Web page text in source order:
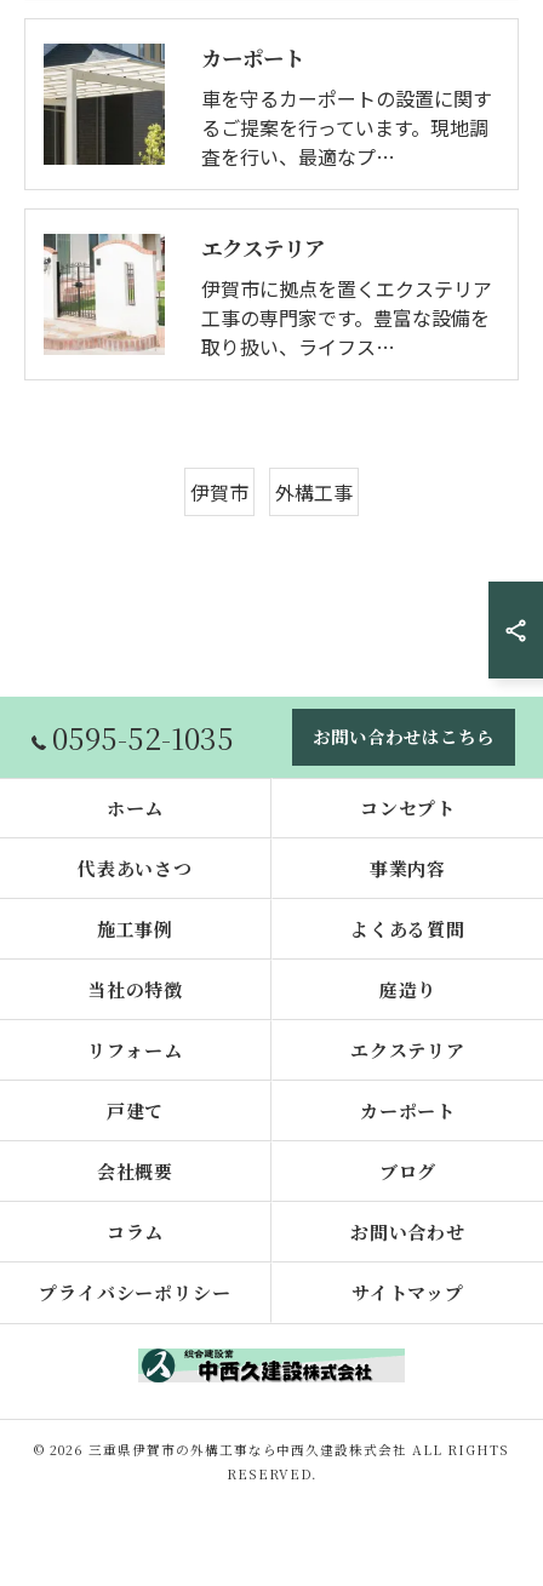
カーポート
車を守るカーポートの設置に関す
るご提案を行っています。現地調
査を行い、最適なプ…
エクステリア
伊賀市に拠点を置くエクステリア
工事の専門家です。豊富な設備を
取り扱い、ライフス…
伊賀市 外構工事
0595-52-1035 お問い合わせはこちら
ホーム コンセプト
代表あいさつ 事業内容
施工事例 よくある質問
当社の特徴 庭造り
リフォーム エクステリア
戸建て カーポート
会社概要 ブログ
コラム お問い合わせ
プライバシーポリシー サイトマップ
© 2026 三重県伊賀市の外構工事なら中西久建設株式会社 ALL RIGHTS
RESERVED.